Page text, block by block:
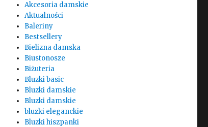
Akcesoria damskie
Aktualności
Baleriny
Bestsellery
Bielizna damska
Biustonosze
Biżuteria
Bluzki basic
Bluzki damskie
Bluzki damskie
bluzki eleganckie
Bluzki hiszpanki